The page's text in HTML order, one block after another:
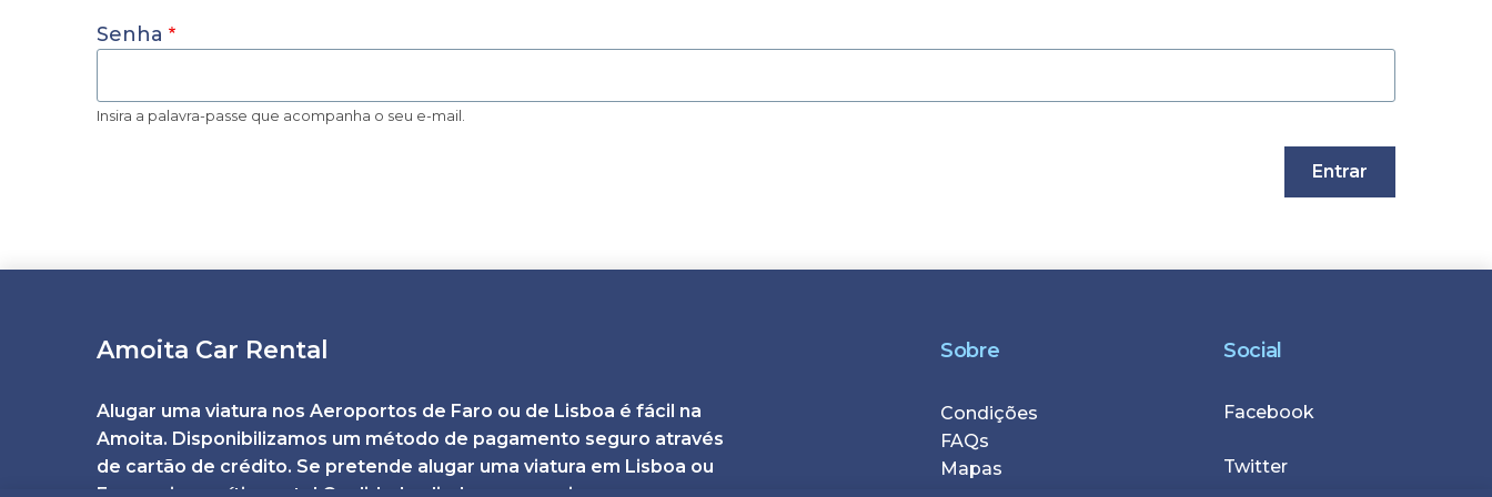
Senha
Insira a palavra-passe que acompanha o seu e-mail.
Amoita Car Rental
Alugar uma viatura nos Aeroportos de Faro ou de Lisboa é fácil na
Amoita. Disponibilizamos um método de pagamento seguro através
de cartão de crédito. Se pretende alugar uma viatura em Lisboa ou
Sobre
Footer
Condições
FAQs
Mapas
Social
Facebook
Twitter